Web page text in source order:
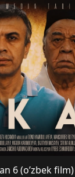
6 (o’zbek film)